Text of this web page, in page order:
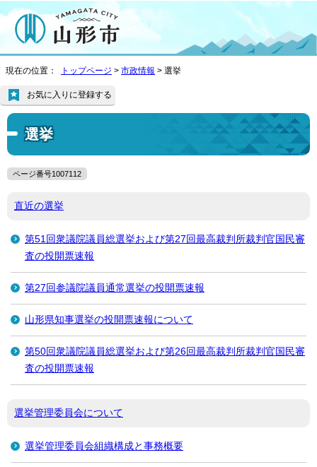
現在の位置： トップページ > 市政情報 > 選挙
選挙
お気に入りに登録する
ページ番号1007112
直近の選挙
第51回衆議院議員総選挙および第27回最高裁判所裁判官国民審
査の投開票速報
第27回参議院議員通常選挙の投開票速報
山形県知事選挙の投開票速報について
第50回衆議院議員総選挙および第26回最高裁判所裁判官国民審
査の投開票速報
選挙管理委員会について
選挙管理委員会組織構成と事務概要